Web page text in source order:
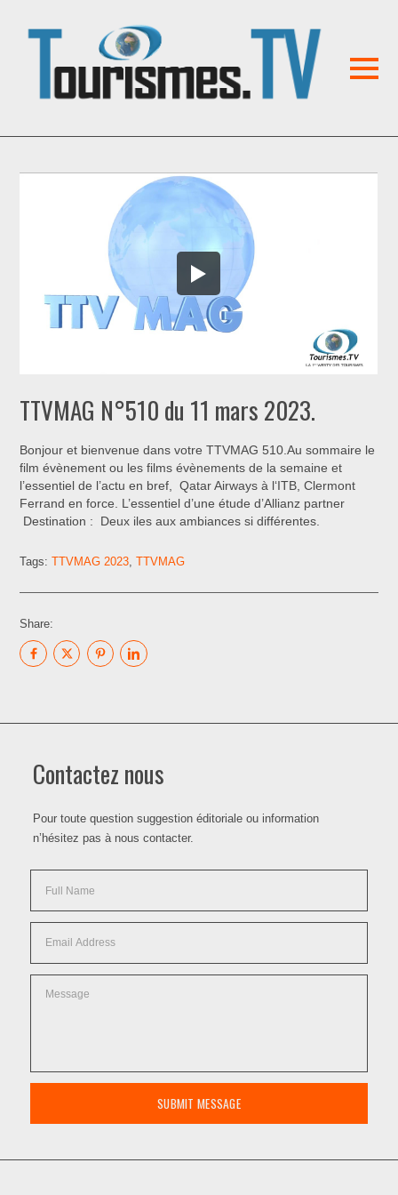
TTVMAG N°510 du 11 mars 2023.
Bonjour et bienvenue dans votre TTVMAG 510.Au sommaire le
film évènement ou les films évènements de la semaine et
l’essentiel de l’actu en bref, Qatar Airways à l‘ITB, Clermont
Ferrand en force. L’essentiel d’une étude d’Allianz partner
Destination : Deux iles aux ambiances si différentes.
Tags:TTVMAG 2023 ,TTVMAG
Share:
Contactez nous
Pour toute question suggestion éditoriale ou information
n’hésitez pas à nous contacter.
SUBMIT MESSAGE